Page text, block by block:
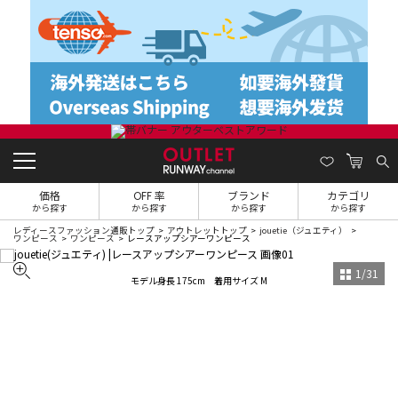
価格
から探す
OFF 率
から探す
ブランド
から探す
カテゴリ
から探す
レディースファッション通販トップ アウトレットトップ jouetie（ジュエティ）
ワンピース ワンピース レースアップシアーワンピース
モデル身長 175cm 着用サイズ M 1 /31